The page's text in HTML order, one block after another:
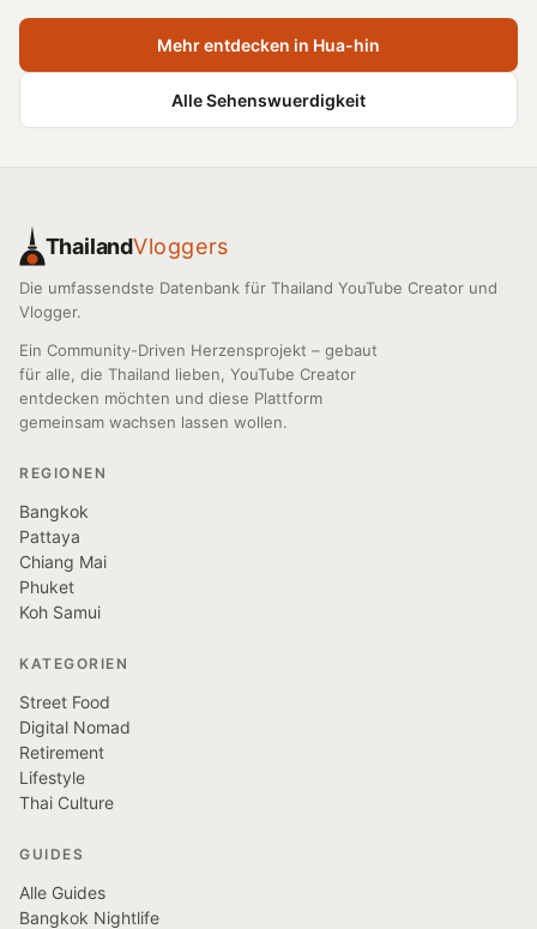
Mehr entdecken in Hua-hin
Alle Sehenswuerdigkeit
ThailandVloggers
Die umfassendste Datenbank für Thailand YouTube Creator und
Vlogger.
Ein Community-Driven Herzensprojekt – gebaut
für alle, die Thailand lieben, YouTube Creator
entdecken möchten und diese Plattform
gemeinsam wachsen lassen wollen.
REGIONEN
Bangkok
Pattaya
Chiang Mai
Phuket
Koh Samui
KATEGORIEN
Street Food
Digital Nomad
Retirement
Lifestyle
Thai Culture
GUIDES
Alle Guides
Bangkok Nightlife